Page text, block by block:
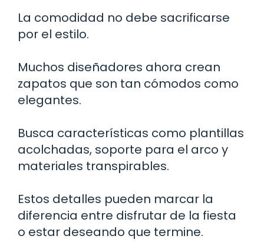
La comodidad no debe sacrificarse
por el estilo.
Muchos diseñadores ahora crean
zapatos que son tan cómodos como
elegantes.
Busca características como plantillas
acolchadas, soporte para el arco y
materiales transpirables.
Estos detalles pueden marcar la
diferencia entre disfrutar de la fiesta
o estar deseando que termine.